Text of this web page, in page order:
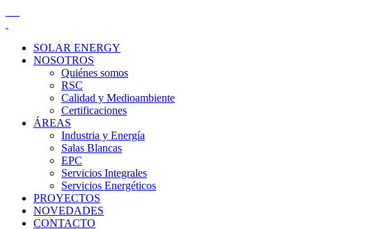
SOLAR ENERGY
NOSOTROS
Quiénes somos
RSC
Calidad y Medioambiente
Certificaciones
ÁREAS
Industria y Energía
Salas Blancas
EPC
Servicios Integrales
Servicios Energéticos
PROYECTOS
NOVEDADES
CONTACTO